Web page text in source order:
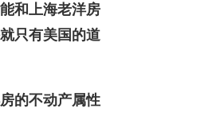
和上海老洋房
只有美国的道
的不动产属性